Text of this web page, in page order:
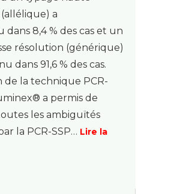
a
8,4 % des cas et un
résolution (générique)
dans 91,6 % des cas.
de la technique PCR-
a permis de
les ambiguïtés
la PCR-SSP… Lire la